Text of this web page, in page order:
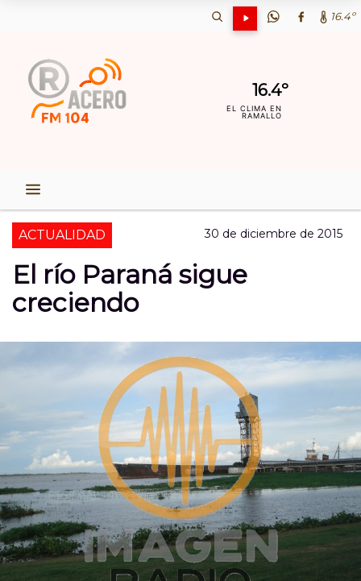
16.4º
16.4º
EL CLIMA EN
RAMALLO
ACTUALIDAD 30 de diciembre de 2015
El río Paraná sigue
creciendo